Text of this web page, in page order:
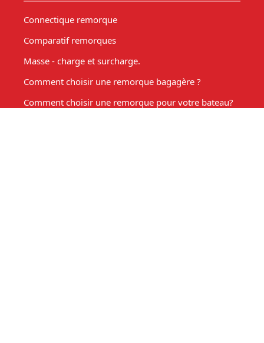
Connectique remorque
Comparatif remorques
Masse - charge et surcharge.
Comment choisir une remorque bagagère ?
Comment choisir une remorque pour votre bateau?